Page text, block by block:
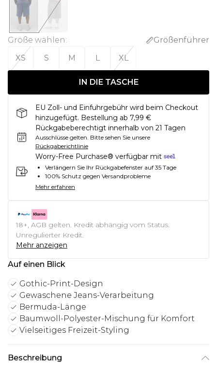
Größe wählen:
Größenführer
XS
S M L XL
IN DIE TASCHE
EU Zoll- und Einfuhrgebühr wird beim Checkout
hinzugefügt. Bestellung ab 7,99 €
Rückgabeberechtigt innerhalb von 21 Tagen
Ausschlüsse gelten. Bitte sehen Sie unsere
Rückgaberichtlinie
Worry-Free Purchase® verfügbar mit
Verlängern Sie Ihr Rückgabefenster auf 35 Tage
100% Schutz gegen Versandprobleme
Mehr erfahren
18+, AGB gelten. Kredit abhängig vom Status.
Unregulierter Kredit.
Mehr anzeigen
Auf einen Blick
Gothic-Print-Design
Gewaschene Jeans-Verarbeitung
Bermuda-Länge
Baumwoll-Polyester-Mischung für Komfort
Vielseitiges Freizeit-Styling
Beschreibung